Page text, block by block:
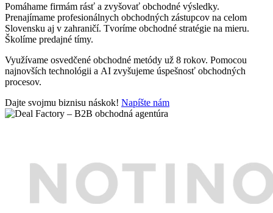
Pomáhame firmám rásť a zvyšovať obchodné výsledky.
Prenajímame profesionálnych obchodných zástupcov na celom
Slovensku aj v zahraničí. Tvoríme obchodné stratégie na mieru.
Školíme predajné tímy.
Využívame osvedčené obchodné metódy už 8 rokov. Pomocou
najnovších technológii a AI zvyšujeme úspešnosť obchodných
procesov.
Dajte svojmu biznisu náskok! Napíšte nám